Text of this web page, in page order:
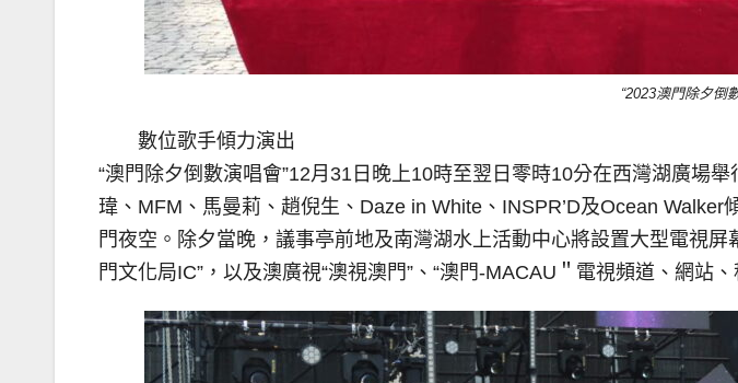
“2023澳門除夕倒
數位歌手傾力演出
“澳門除夕倒數演唱會”12月31日晚上10時至翌日零時10分在西灣湖廣場
瑋、MFM、馬曼莉、趙倪生、Daze in White、INSPR’D及Ocean
門夜空。除夕當晚，議事亭前地及南灣湖水上活動中心將設置大型電視
門文化局IC”，以及澳廣視“澳視澳門”、“澳門-MACAU＂電視頻道、網站